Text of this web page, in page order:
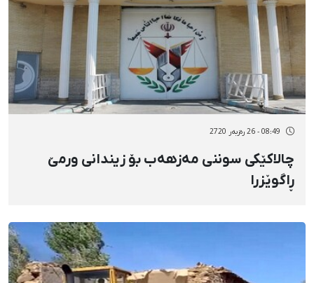
08:49 - 26 رەزبەر 2720
چالاکێکی سوننی مەزهەب بۆ زیندانی ورمێ
ڕاگوێزرا